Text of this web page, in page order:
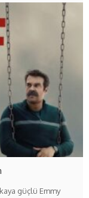
güçlü Emmy